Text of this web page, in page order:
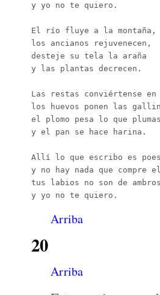
y yo no te quiero.
El río fluye a la montaña,
los ancianos rejuvenecen,
desteje su tela la araña
y las plantas decrecen.
Las restas conviértense en
los huevos ponen las
el plomo pesa lo que
y el pan se hace harina.
Allí lo que escribo es
y no hay nada que compre
tus labios no son de
Arriba
20
Arriba